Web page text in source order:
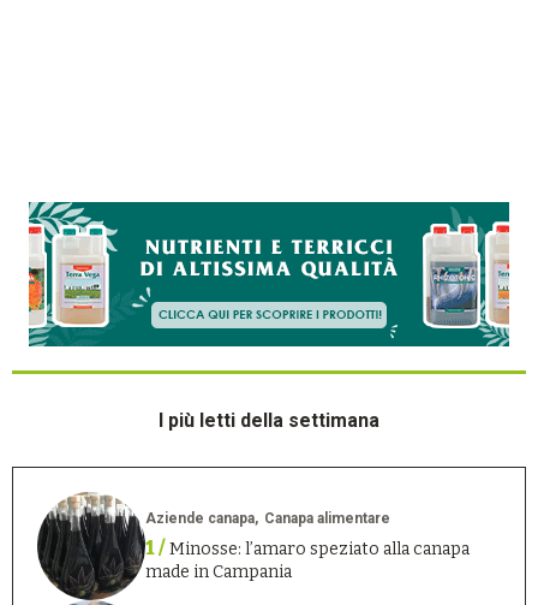
I più letti della settimana
Aziende canapa Canapa alimentare
1 /Minosse: l’amaro speziato alla canapa
made in Campania